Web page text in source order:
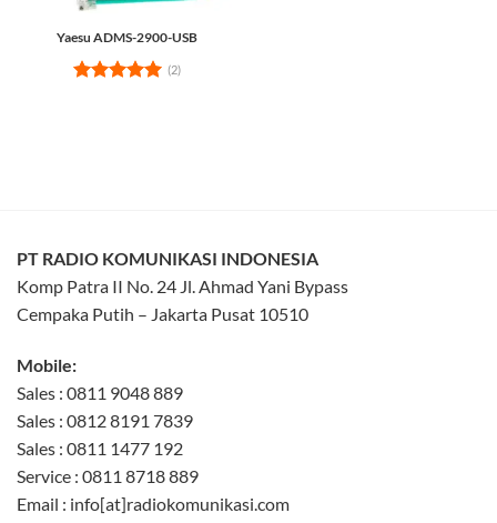
Yaesu ADMS-2900-USB
(2)
PT RADIO KOMUNIKASI INDONESIA
Komp Patra II No. 24 Jl. Ahmad Yani Bypass
Cempaka Putih – Jakarta Pusat 10510
Mobile:
Sales : 0811 9048 889
Sales : 0812 8191 7839
Sales : 0811 1477 192
Service : 0811 8718 889
Email : info[at]radiokomunikasi.com